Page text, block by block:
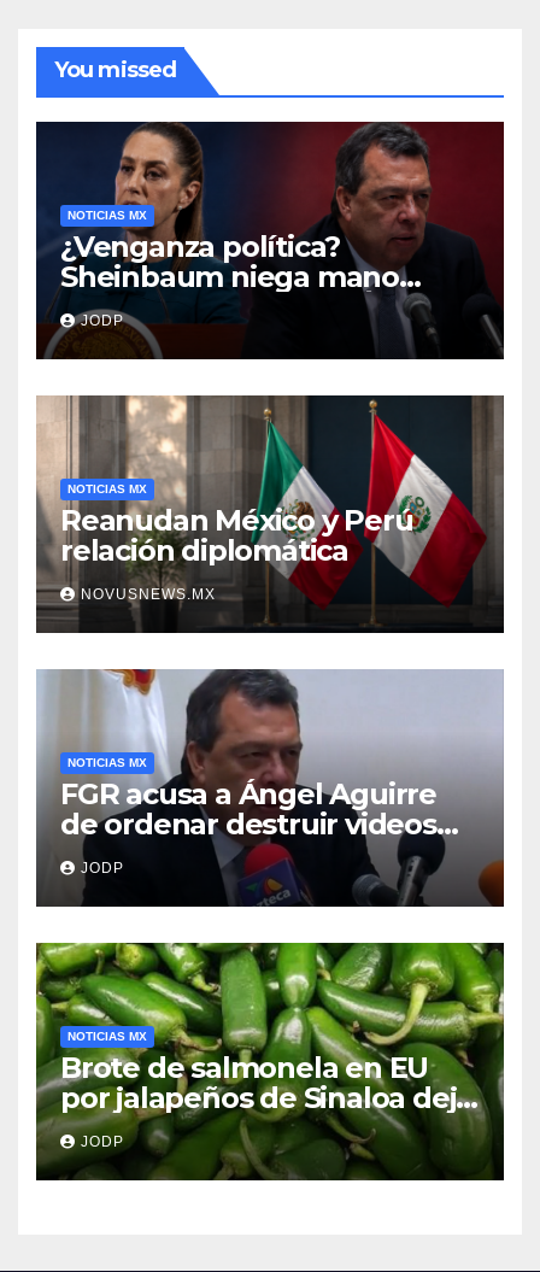
You missed
NOTICIAS MX
¿Venganza política?
Sheinbaum niega mano
negra en captura de Ángel
Aguirre
JODP
NOTICIAS MX
Reanudan México y Perú
relación diplomática
NOVUSNEWS.MX
NOTICIAS MX
FGR acusa a Ángel Aguirre
de ordenar destruir videos
clave del caso Ayotzinapa
JODP
NOTICIAS MX
Brote de salmonela en EU
por jalapeños de Sinaloa deja
345 enfermos y 36
hospitalizados
JODP